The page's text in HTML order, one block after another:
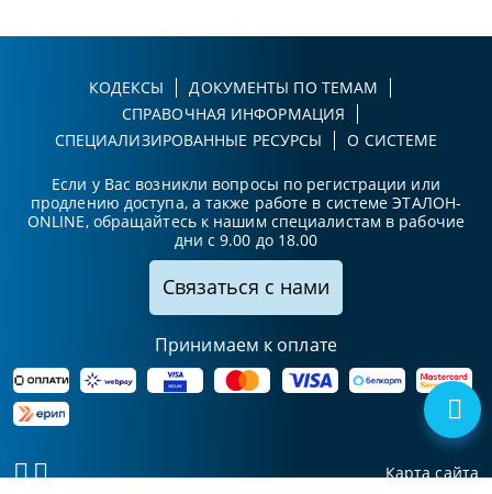
КОДЕКСЫ
ДОКУМЕНТЫ ПО ТЕМАМ
СПРАВОЧНАЯ ИНФОРМАЦИЯ
СПЕЦИАЛИЗИРОВАННЫЕ РЕСУРСЫ
О СИСТЕМЕ
Если у Вас возникли вопросы по регистрации или
продлению доступа, а также работе в системе ЭТАЛОН-
ONLINE, обращайтесь к нашим специалистам в рабочие
дни с 9.00 до 18.00
Связаться с нами
Принимаем к оплате
Карта сайта